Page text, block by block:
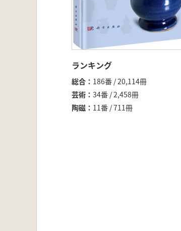
ランキング
総合
186番 / 20,114冊
芸術
34番 / 2,458冊
陶磁
11番 / 711冊